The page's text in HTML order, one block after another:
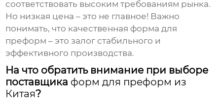
соответствовать высоким требованиям рынка.
Но низкая цена – это не главное! Важно
понимать, что качественная форма для
преформ – это залог стабильного и
эффективного производства.
На что обратить внимание при выборе
поставщика форм для преформ из
Китая?